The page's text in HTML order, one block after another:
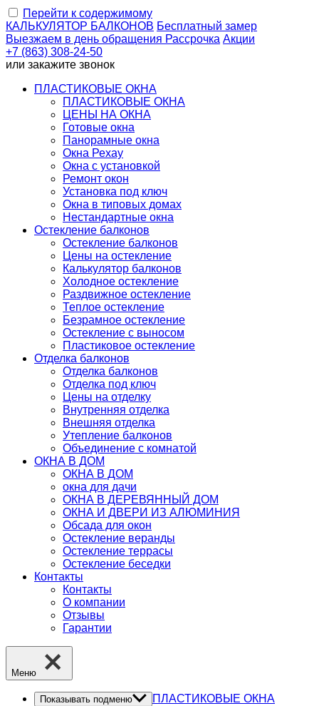
Перейти к содержимому
КАЛЬКУЛЯТОР БАЛКОНОВ Бесплатный замер
Выезжаем в день обращения Рассрочка Акции
+7 (863) 308-24-50
или закажите звонок
ПЛАСТИКОВЫЕ ОКНА
ПЛАСТИКОВЫЕ ОКНА
ЦЕНЫ НА ОКНА
Готовые окна
Панорамные окна
Окна Рехау
Окна с установкой
Ремонт окон
Установка под ключ
Окна в типовых домах
Нестандартные окна
Остекление балконов
Остекление балконов
Цены на остекление
Калькулятор балконов
Холодное остекление
Раздвижное остекление
Теплое остекление
Безрамное остекление
Остекление с выносом
Пластиковое остекление
Отделка балконов
Отделка балконов
Отделка под ключ
Цены на отделку
Внутренняя отделка
Внешняя отделка
Утепление балконов
Объединение с комнатой
ОКНА В ДОМ
ОКНА В ДОМ
окна для дачи
ОКНА В ДЕРЕВЯННЫЙ ДОМ
ОКНА И ДВЕРИ ИЗ АЛЮМИНИЯ
Обсада для окон
Остекление веранды
Остекление террасы
Остекление беседки
Контакты
Контакты
О компании
Отзывы
Гарантии
Меню
Показывать подменю
ПЛАСТИКОВЫЕ ОКНА